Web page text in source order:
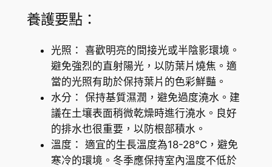
M
o
養護要點：
光照： 喜歡明亮的間接光或半陰影環境。
避免強烈的直射陽光，以防葉片燒焦。適
當的光照有助於保持葉片的色彩鮮豔。
水分： 保持基質濕潤，避免過度澆水。建
議在土壤表面稍微乾燥時進行澆水。良好
的排水也很重要，以防根部積水。
溫度： 適宜的生長溫度為18-28°C，避免
寒冷的環境。冬季應保持室內溫度不低於